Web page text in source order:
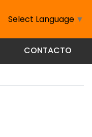
Select Language ▼
CONTACTO